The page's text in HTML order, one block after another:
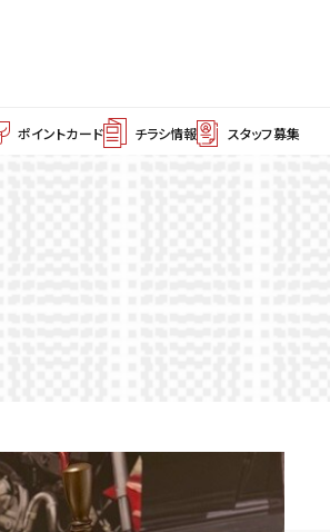
ポイントカード チラシ情報 スタッフ募集